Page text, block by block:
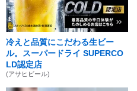
冷えと品質にこだわる生ビー
ル。スーパードライ SUPERCO
LD認定店
(アサヒビール)